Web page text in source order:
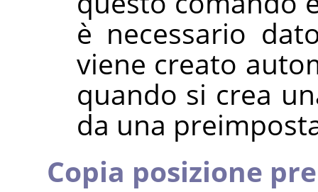
è necessario
viene creato
quando si crea
da una
Copia posizione